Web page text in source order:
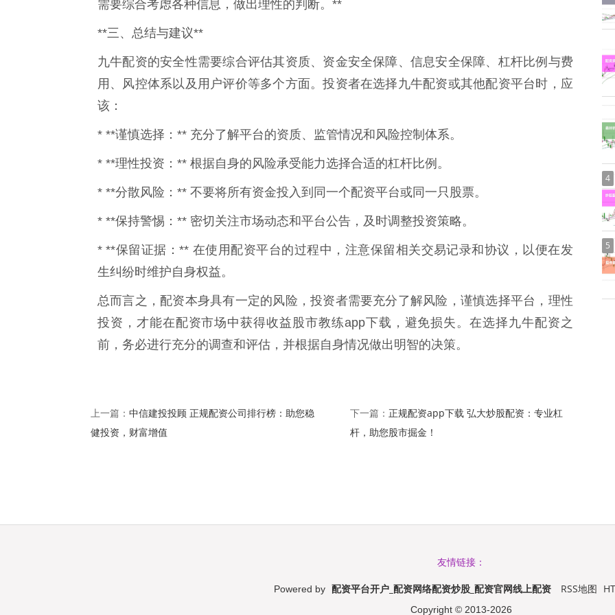
需要综合考虑各种信息，做出理性的判断。**
**三、总结与建议**
九牛配资的安全性需要综合评估其资质、资金安全保障、信息安全保障、杠杆比例与费
用、风控体系以及用户评价等多个方面。投资者在选择九牛配资或其他配资平台时，应
该：
* **谨慎选择：** 充分了解平台的资质、监管情况和风险控制体系。
* **理性投资：** 根据自身的风险承受能力选择合适的杠杆比例。
* **分散风险：** 不要将所有资金投入到同一个配资平台或同一只股票。
* **保持警惕：** 密切关注市场动态和平台公告，及时调整投资策略。
* **保留证据：** 在使用配资平台的过程中，注意保留相关交易记录和协议，以便在发
生纠纷时维护自身权益。
总而言之，配资本身具有一定的风险，投资者需要充分了解风险，谨慎选择平台，理性
投资，才能在配资市场中获得收益股市教练app下载，避免损失。在选择九牛配资之
前，务必进行充分的调查和评估，并根据自身情况做出明智的决策。
上一篇： 中信建投投顾 正规配资公司排行榜：助您稳
健投资，财富增值
下一篇： 正规配资app下载 弘大炒股配资：专业杠
杆，助您股市掘金！
4
5
友情链接：
Powered by 配资平台开户_配资网络配资炒股_配资官网线上配资 RSS地图
Copyright © 2013-2026